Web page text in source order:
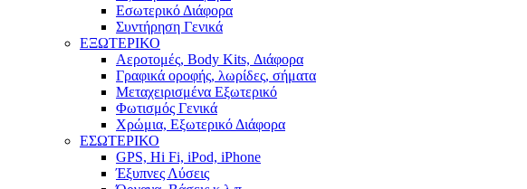
Εσωτερικό Διάφορα
Συντήρηση Γενικά
ΕΞΩΤΕΡΙΚΟ
Αεροτομές, Body Kits, Διάφορα
Γραφικά οροφής, λωρίδες, σήματα
Μεταχειρισμένα Εξωτερικό
Φωτισμός Γενικά
Χρώμια, Εξωτερικό Διάφορα
ΕΣΩΤΕΡΙΚΟ
GPS, Hi Fi, iPod, iPhone
Έξυπνες Λύσεις